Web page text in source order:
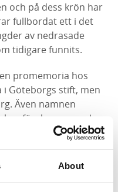
About
och på dess krön har
fullbordat ett i det
av nedrasade
tidigare funnits.
promemoria hos
i Göteborgs stift, men
Även namnen
förekomma, och
mot Danmark vid